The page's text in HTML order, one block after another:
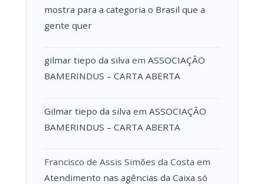
mostra para a categoria o Brasil que a
gente quer
gilmar tiepo da silva em ASSOCIAÇÃO
BAMERINDUS – CARTA ABERTA
Gilmar tiepo da silva em ASSOCIAÇÃO
BAMERINDUS – CARTA ABERTA
Francisco de Assis Simões da Costa em
Atendimento nas agências da Caixa só